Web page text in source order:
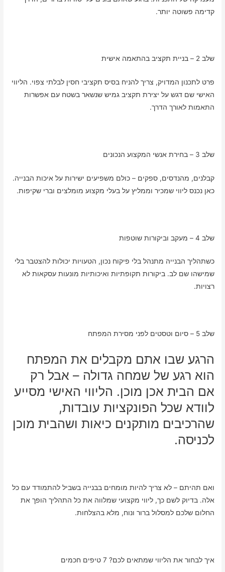
קדימה פשוטה יותר.
שלב 2 – בניית תקציב בהתאמה אישית
פרט לתכנון המדויק, צריך להניח בסיס תקציבי חסין לבלתי צפוי. הליווי
האישי שם דגש על יצירת תקציב גמיש שנשאר בשטח עם אפשרות
התאמות לאורך הדרך.
שלב 3 – בחירת אנשי המקצוע הנכונים
קבלנים, מהנדסים, ספקים – כולם משפיעים ישירות על איכות הבנייה.
כאן נכנס ליווי שמכיר וממליץ על בעלי מקצוע מומלצים וברי שקיפות.
שלב 4 – מעקב וביקורות שוטפות
כשתהליך הבנייה מתנהל בלי פיקוח נכון, הטעויות יכולות להצטבר בלי
שמישהו שם לב. ביקורות תקופתיות ואיכותיות מונעות עסקאות לא
רצויות.
שלב 5 – סיום וטסטים לפני מסירת המפתח
הרגע שבו אתם מקבלים את המפתח
הוא רגע של שמחה גדולה – אבל רק
אם הבית אכן מוכן. הליווי האישי מסייע
לוודא שכל הפונקציות עובדות,
שהרכיבים מותקנים כיאות ושהבית מוכן
לכניסה.
ואם תהיתם – לא צריך להיות מומחים בבנייה בשביל להתמודד עם כל
אלה. בדיוק לשם כך, ליווי מקצועי שמלווה את כל התהליך הופך את
החלום שלכם למסלול ברור ונוח, מלא בהצלחות.
איך לבחור את הליווי שמתאים לכם? 7 טיפים חכמים